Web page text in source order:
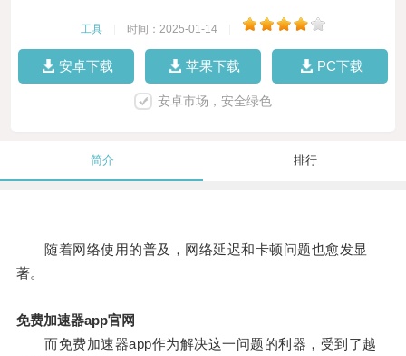
工具 时间：2025-01-14
安卓下载 苹果下载 PC下载
安卓市场，安全绿色
简介 排行
随着网络使用的普及，网络延迟和卡顿问题也愈发显
著。
免费加速器app官网
而免费加速器app作为解决这一问题的利器，受到了越